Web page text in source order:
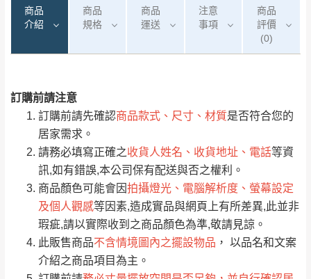
商品
介紹
商品
規格
商品
運送
注意
事項
商品
評價
(0)
訂購前請注意
訂購前請先確認商品款式、尺寸、材質是否符合您的
居家需求。
請務必填寫正確之收貨人姓名、收貨地址、電話等資
訊,如有錯誤,本公司保有配送與否之權利。
商品顏色可能會因拍攝燈光、電腦解析度、螢幕設定
及個人觀感等因素,造成實品與網頁上有所差異,此並非
瑕疵,請以實際收到之商品顏色為準,敬請見諒。
此販售商品不含情境圖內之擺設物品 ， 以品名和文案
介紹之商品項目為主。
運 費 說 明
運送地區 運送費用
偏遠地區
（請先線上詢問 LINE
→@dershin ）
桃園 復興鄉
峨眉鄉、五峰鄉、
注意事項：
由於品項繁多，網頁無法及時更新，如有需
要購買商品，請於出發前來電或到「官方
Line客服」來信確認商品是否有「現貨」與
「金額」。
若商品價格或庫存有異常，商家有權取消訂
單。部分網路商品恕無法更改原設計或客製，敬請
見諒！
接單後二日內(不含例假日)，我們客服會與您
0/5 (0)筆
全部 依評論高至低排列
依評論低至高排列 只顯示附上圖片
只顯示附上評論